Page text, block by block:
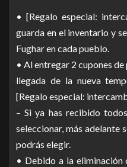
• [Regalo especial:
guarda en el inventario y
Fughar en cada pueblo.
• Al entregar 2 cupones
llegada de la nueva
[Regalo especial:
– Si ya has recibido
seleccionar, más adelante
podrás elegir.
• Debido a la eliminación